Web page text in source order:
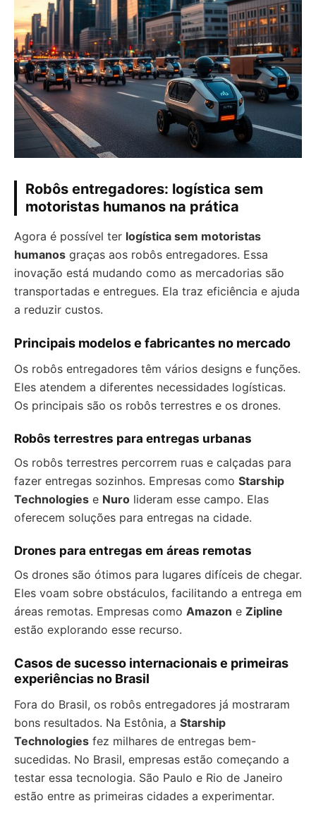
Robôs entregadores: logística sem
motoristas humanos na prática
Agora é possível ter logística sem motoristas
humanos graças aos robôs entregadores. Essa
inovação está mudando como as mercadorias são
transportadas e entregues. Ela traz eficiência e ajuda
a reduzir custos.
Principais modelos e fabricantes no mercado
Os robôs entregadores têm vários designs e funções.
Eles atendem a diferentes necessidades logísticas.
Os principais são os robôs terrestres e os drones.
Robôs terrestres para entregas urbanas
Os robôs terrestres percorrem ruas e calçadas para
fazer entregas sozinhos. Empresas como Starship
Technologies e Nuro lideram esse campo. Elas
oferecem soluções para entregas na cidade.
Drones para entregas em áreas remotas
Os drones são ótimos para lugares difíceis de chegar.
Eles voam sobre obstáculos, facilitando a entrega em
áreas remotas. Empresas como Amazon e Zipline
estão explorando esse recurso.
Casos de sucesso internacionais e primeiras
experiências no Brasil
Fora do Brasil, os robôs entregadores já mostraram
bons resultados. Na Estônia, a Starship
Technologies fez milhares de entregas bem-
sucedidas. No Brasil, empresas estão começando a
testar essa tecnologia. São Paulo e Rio de Janeiro
estão entre as primeiras cidades a experimentar.